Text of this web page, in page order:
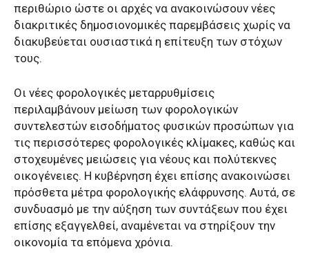
περιθώριο ώστε οι αρχές να ανακοινώσουν νέες
διακριτικές δημοσιονομικές παρεμβάσεις χωρίς να
διακυβεύεται ουσιαστικά η επίτευξη των στόχων
τους.
Οι νέες φορολογικές μεταρρυθμίσεις
περιλαμβάνουν μείωση των φορολογικών
συντελεστών εισοδήματος φυσικών προσώπων για
τις περισσότερες φορολογικές κλίμακες, καθώς και
στοχευμένες μειώσεις για νέους και πολύτεκνες
οικογένειες. Η κυβέρνηση έχει επίσης ανακοινώσει
πρόσθετα μέτρα φορολογικής ελάφρυνσης. Αυτά, σε
συνδυασμό με την αύξηση των συντάξεων που έχει
επίσης εξαγγελθεί, αναμένεται να στηρίξουν την
οικονομία τα επόμενα χρόνια.